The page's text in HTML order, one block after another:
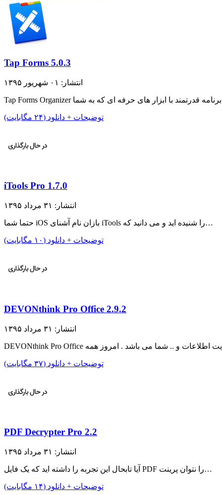
Tap Forms 5.0.3
انتشار: ۰۱ شهریور ۱۳۹۵
توضیحات + دانلود (۲۴ مگابایت)
iTools Pro 1.7.0
انتشار: ۳۱ مرداد ۱۳۹۵
حتما شما iOS بازان نام آشنای iTools را شنیده اید و می دانید که…
توضیحات + دانلود (۱۰ مگابایت)
DEVONthink Pro Office 2.9.2
انتشار: ۳۱ مرداد ۱۳۹۵
توضیحات + دانلود (۳۷ مگابایت)
PDF Decrypter Pro 2.2
انتشار: ۳۱ مرداد ۱۳۹۵
آیا تابحال این تجربه را داشته اید که یک فایل PDF را نتوان پرینت…
توضیحات + دانلود (۱۴ مگابایت)